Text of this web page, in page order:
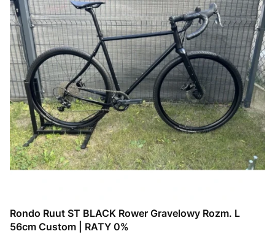
Rondo Ruut ST BLACK Rower Gravelowy Rozm. L
56cm Custom | RATY 0%